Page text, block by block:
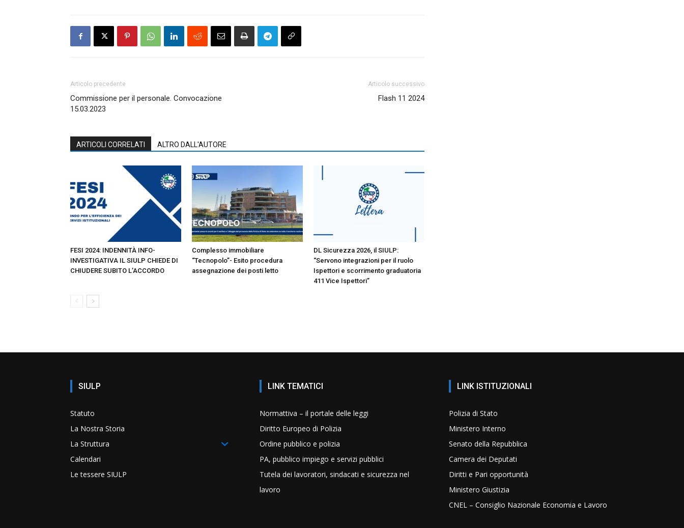
Articolo precedente
Commissione per il personale. Convocazione
15.03.2023
Articolo successivo
Flash 11 2024
ARTICOLI CORRELATI ALTRO DALL'AUTORE
FESI 2024: INDENNITÀ INFO-
INVESTIGATIVA IL SIULP CHIEDE DI
CHIUDERE SUBITO L’ACCORDO
Complesso immobiliare
“Tecnopolo”- Esito procedura
assegnazione dei posti letto
DL Sicurezza 2026, il SIULP:
“Servono integrazioni per il ruolo
Ispettori e scorrimento graduatoria
411 Vice Ispettori”
SIULP
Statuto
La Nostra Storia
La Struttura
Calendari
Le tessere SIULP
LINK TEMATICI
Normattiva – il portale delle leggi
Diritto Europeo di Polizia
Ordine pubblico e polizia
PA, pubblico impiego e servizi pubblici
Tutela dei lavoratori, sindacati e sicurezza nel
lavoro
LINK ISTITUZIONALI
Polizia di Stato
Ministero Interno
Senato della Repubblica
Camera dei Deputati
Diritti e Pari opportunità
Ministero Giustizia
CNEL – Consiglio Nazionale Economia e Lavoro